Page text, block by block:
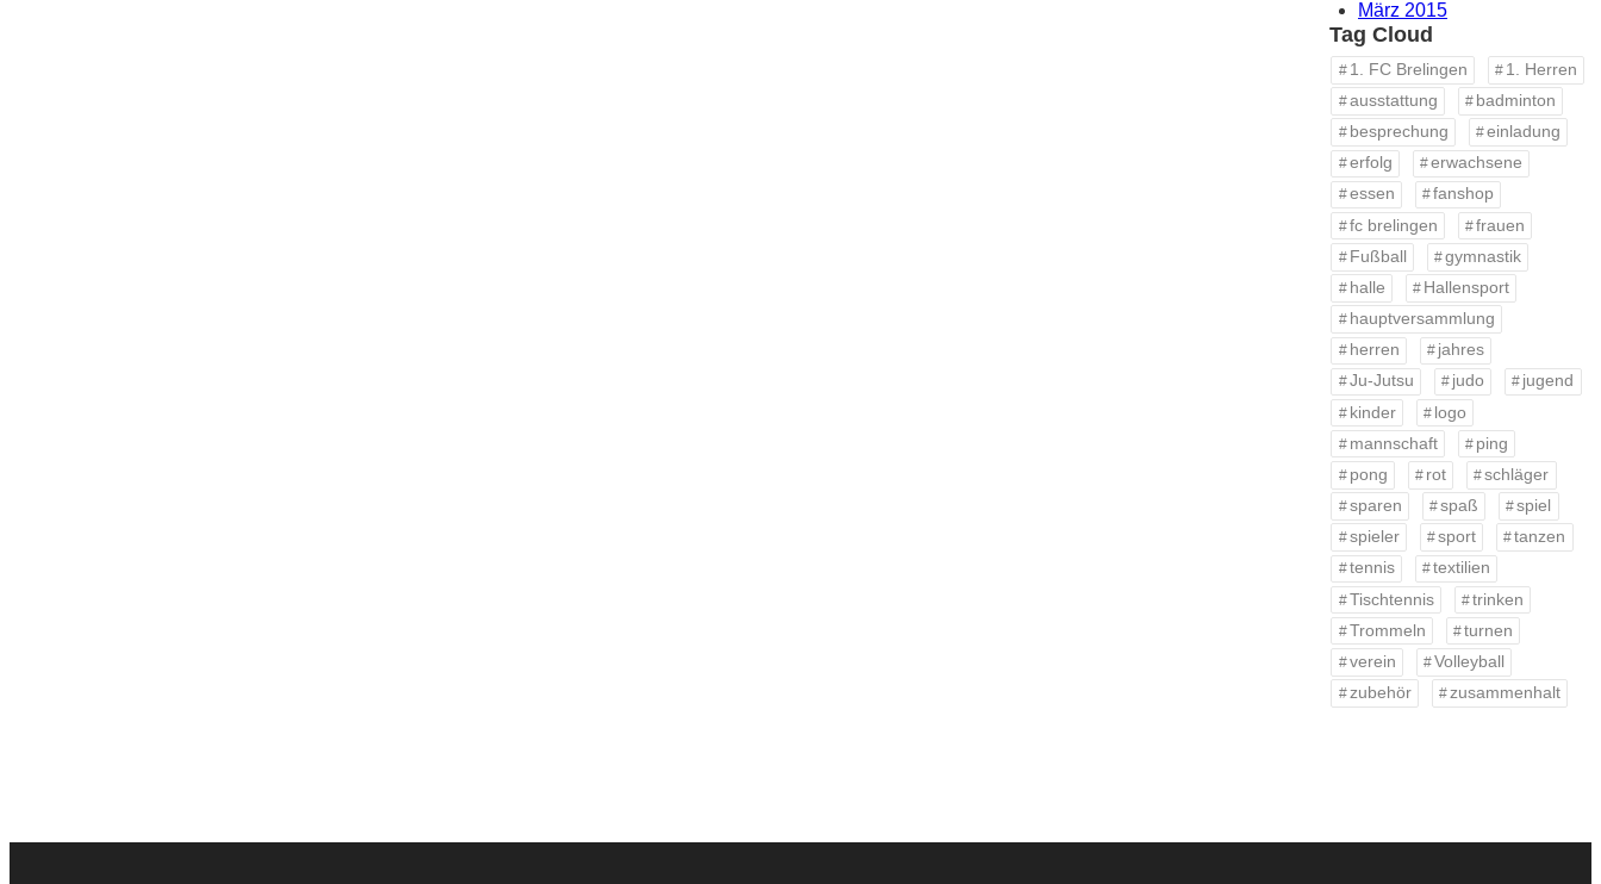
März 2015
Tag Cloud
1. FC Brelingen
1. Herren
ausstattung
badminton
besprechung
einladung
erfolg
erwachsene
essen
fanshop
fc brelingen
frauen
Fußball
gymnastik
halle
Hallensport
hauptversammlung
herren
jahres
Ju-Jutsu
judo
jugend
kinder
logo
mannschaft
ping
pong
rot
schläger
sparen
spaß
spiel
spieler
sport
tanzen
tennis
textilien
Tischtennis
trinken
Trommeln
turnen
verein
Volleyball
zubehör
zusammenhalt